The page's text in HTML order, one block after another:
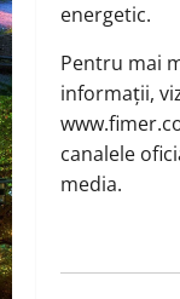
energetic.
Pentru mai
informații,
canalele
media.